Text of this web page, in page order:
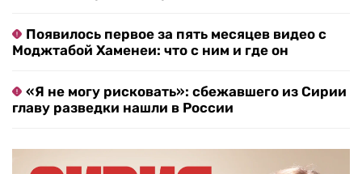
Появилось первое за пять месяцев видео с
Моджтабой Хаменеи: что с ним и где он
«Я не могу рисковать»: сбежавшего из Сирии
главу разведки нашли в России